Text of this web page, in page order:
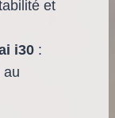
et
i30 :
au